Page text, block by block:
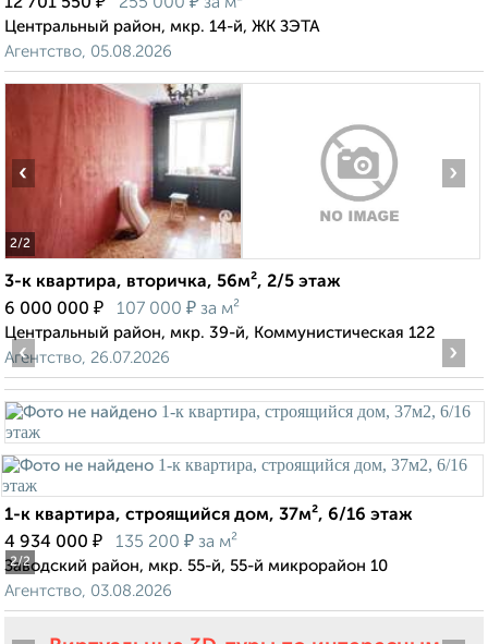
12 701 550
255 000 за м²
Центральный район, мкр. 14-й, ЖК ЗЭТА
Агентство, 05.08.2026
2/2
‹ ›
3-к квартира, вторичка, 56м², 2/5 этаж
6 000 000 ₽ 107 000 ₽ за м²
Центральный район, мкр. 39-й, Коммунистическая 122
Агентство, 26.07.2026
2/2
‹ ›
1-к квартира, строящийся дом, 37м², 6/16 этаж
4 934 000 ₽ 135 200 ₽ за м²
Заводский район, мкр. 55-й, 55-й микрорайон 10
Агентство, 03.08.2026